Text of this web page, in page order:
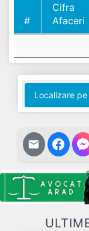
#
Cifra
Afaceri
Afaceri
Localizare